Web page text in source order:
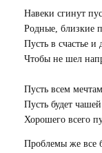
Навеки сгинут
Родные, близкие
Пусть в счастье и
Чтобы не шел
Пусть всем
Пусть будет
Хорошего всего
Проблемы же все